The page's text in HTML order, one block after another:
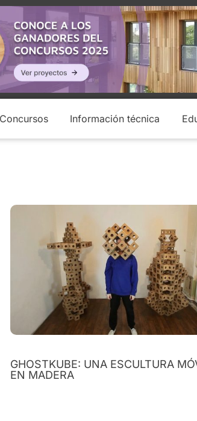
Concursos Información técnica
GHOSTKUBE: UNA ESCULTURA
EN MADERA